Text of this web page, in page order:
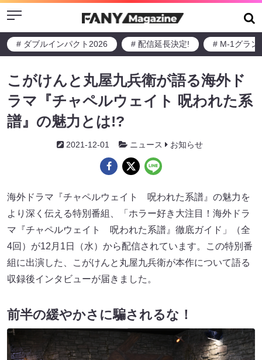
Menu
# ダブルインパクト2026 # 配信延長決定! # M-1グラン
こがけんと丸屋九兵衛が語る海外ド
ラマ『チャペルウェイト 呪われた系
譜』の魅力とは!?
2021-12-01 ニュース お知らせ
海外ドラマ『チャペルウェイト 呪われた系譜』の魅力を
より深く伝える特別番組、「ホラー好き大注目！海外ドラ
マ『チャペルウェイト 呪われた系譜』徹底ガイド」（全
4回）が12月1日（水）から配信されています。この特別番
組に出演した、こがけんと丸屋九兵衛が本作について語る
収録後インタビューが届きました。
前半の緩やかさに騙されるな！